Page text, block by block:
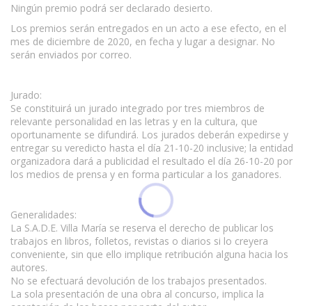
Ningún premio podrá ser declarado desierto.
Los premios serán entregados en un acto a ese efecto, en el
mes de diciembre de 2020, en fecha y lugar a designar. No
serán enviados por correo.
Jurado:
Se constituirá un jurado integrado por tres miembros de
relevante personalidad en las letras y en la cultura, que
oportunamente se difundirá. Los jurados deberán expedirse y
entregar su veredicto hasta el día 21-10-20 inclusive; la entidad
organizadora dará a publicidad el resultado el día 26-10-20 por
los medios de prensa y en forma particular a los ganadores.
Generalidades:
La S.A.D.E. Villa María se reserva el derecho de publicar los
trabajos en libros, folletos, revistas o diarios si lo creyera
conveniente, sin que ello implique retribución alguna hacia los
autores.
No se efectuará devolución de los trabajos presentados.
La sola presentación de una obra al concurso, implica la